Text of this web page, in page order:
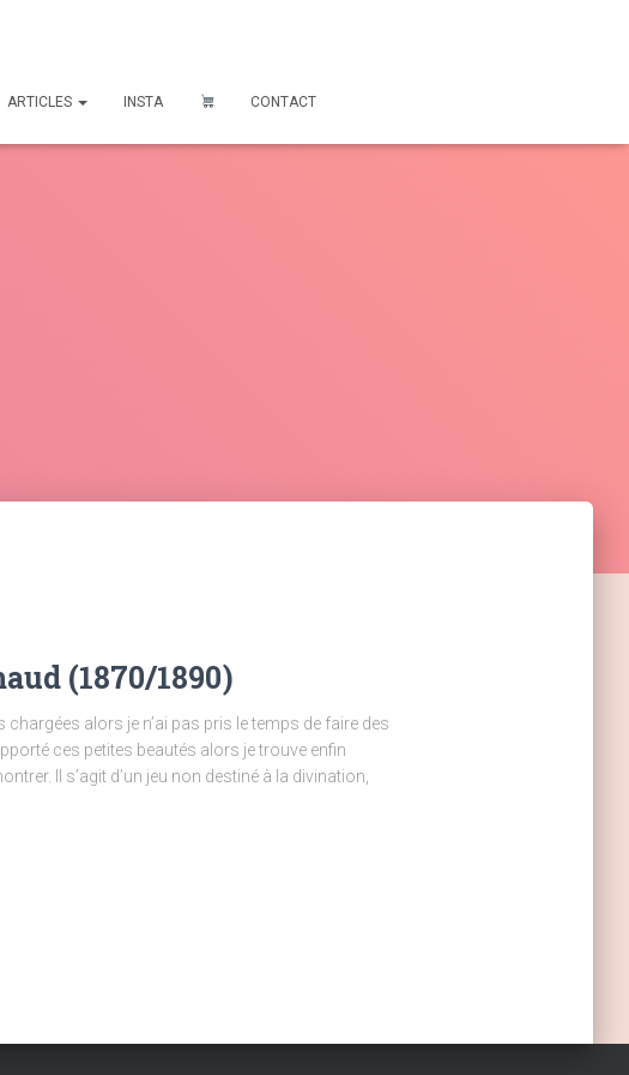
ARTICLES INSTA CONTACT
(1870/1890)
chargées alors je n’ai pas pris le temps de faire des
ces petites beautés alors je trouve enfin
Il s’agit d’un jeu non destiné à la divination,